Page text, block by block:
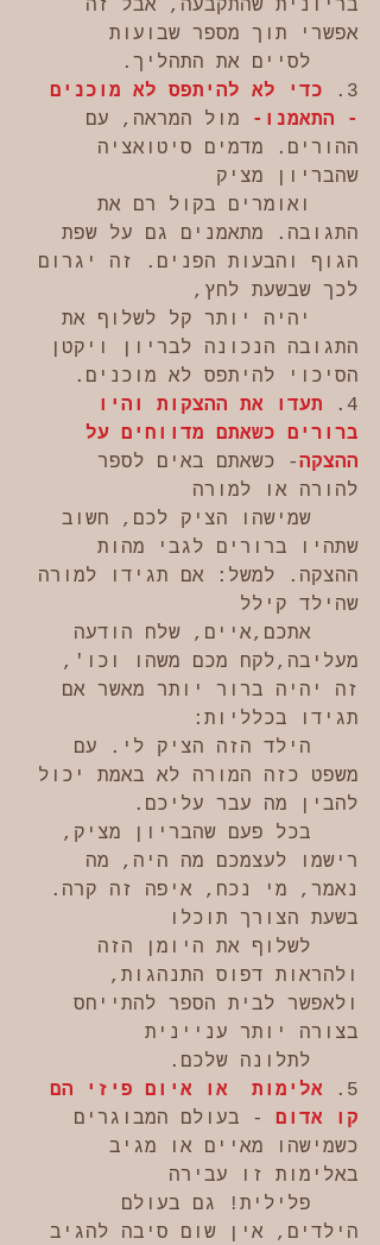
בריונית שהתקבעה, אבל זה
אפשרי תוך מספר שבועות
3.
כדי לא להיתפס לא מוכנים
- התאמנו-
מול המראה, עם
ההורים. מדמים סיטואציה
שהבריון מציק
    ואומרים בקול רם את
התגובה. מתאמנים גם על שפת
הגוף והבעות הפנים. זה יגרום
לכך שבשעת לחץ,
    יהיה יותר קל לשלוף את
התגובה הנכונה לבריון ויקטן
הסיכוי להיתפס לא מוכנים.
4.
תעדו את ההצקות והיו
ברורים כשאתם מדווחים על
ההצקה- כשאתם באים לספר
להורה או למורה
    שמישהו הציק לכם, חשוב
שתהיו ברורים לגבי מהות
ההצקה. למשל: אם תגידו למורה
שהילד קילל
    אתכם,איים, שלח הודעה
מעליבה,לקח מכם משהו וכו',
זה יהיה ברור יותר מאשר אם
תגידו בכלליות:
    הילד הזה הציק לי. עם
משפט כזה המורה לא באמת יכול
להבין מה עבר עליכם.
    בכל פעם שהבריון מציק,
רישמו לעצמכם מה היה, מה
נאמר, מי נכח, איפה זה קרה.
בשעת הצורך תוכלו
    לשלוף את היומן הזה
ולהראות דפוס התנהגות,
ולאפשר לבית הספר להתייחס
בצורה יותר עניינית
5.
אלימות  או איום פיזי הם
קו אדום
- בעולם המבוגרים
כשמישהו מאיים או מגיב
באלימות זו עבירה
    פלילית! גם בעולם
הילדים, אין שום סיבה להגיב